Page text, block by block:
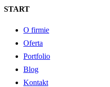
START
O firmie
Oferta
Portfolio
Blog
Kontakt